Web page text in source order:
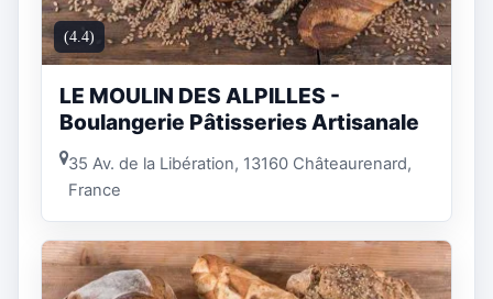
(4.4)
LE MOULIN DES ALPILLES -
Boulangerie Pâtisseries Artisanale
35 Av. de la Libération, 13160 Châteaurenard,
France